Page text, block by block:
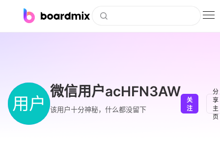
下载
会员
企业服务
用户
微信用户acHFN3AW
该用户十分神秘，什么都没留下
关
注
分
享
主
页